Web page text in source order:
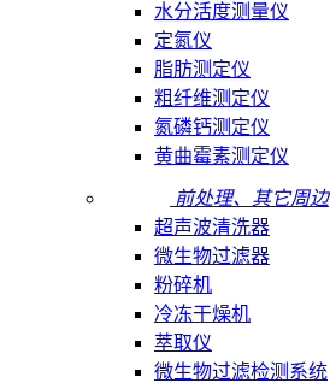
水分活度测量仪
定氮仪
脂肪测定仪
粗纤维测定仪
氮磷钙测定仪
黄曲霉素测定仪
前处理、其它周边
超声波清洗器
微生物过滤器
粉碎机
冷冻干燥机
萃取仪
微生物过滤检测系统